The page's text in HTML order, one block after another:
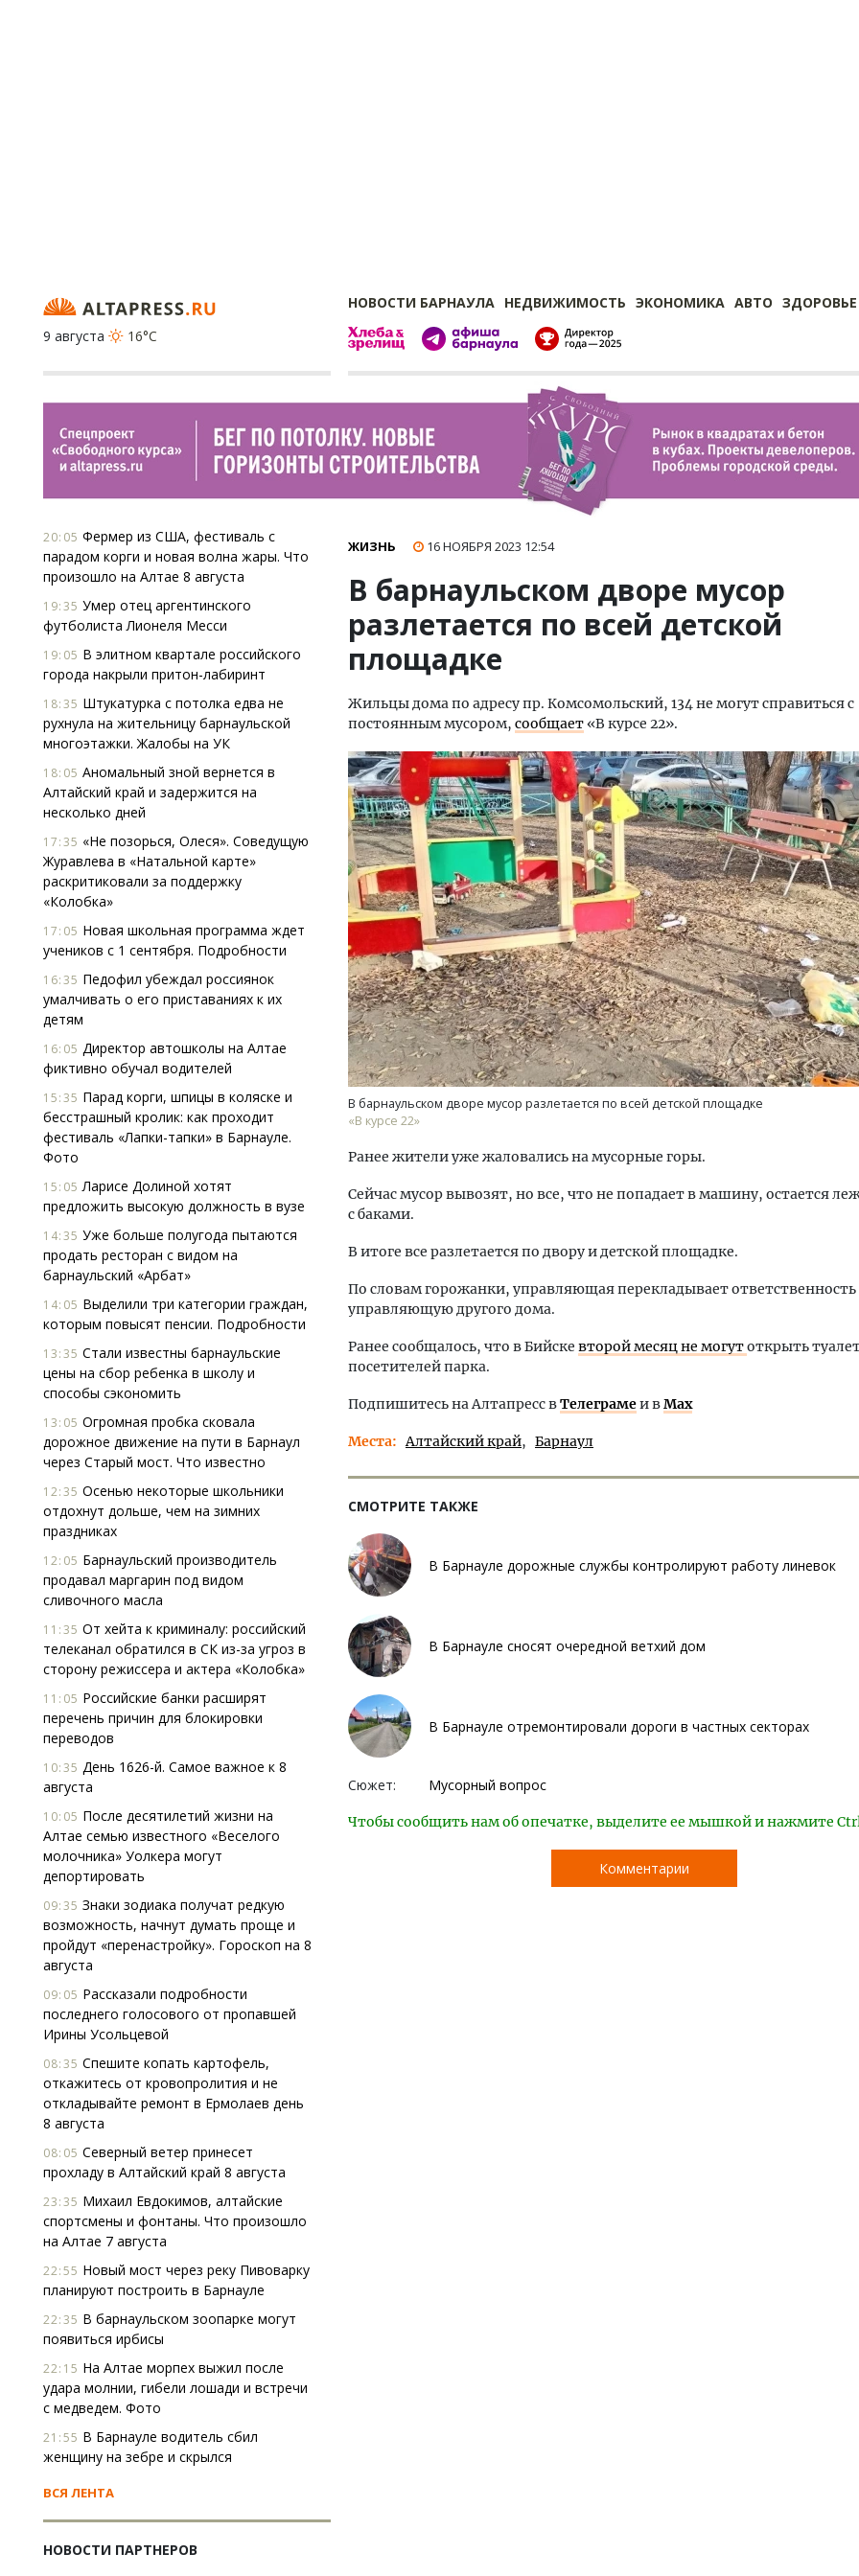
НОВОСТИ БАРНАУЛА НЕДВИЖИМОСТЬ ЭКОНОМИКА АВТО ЗДОРОВЬЕ
9 августа
16°C
20:05 Фермер из США, фестиваль с
парадом корги и новая волна жары. Что
произошло на Алтае 8 августа
19:35 Умер отец аргентинского
футболиста Лионеля Месси
19:05 В элитном квартале российского
города накрыли притон-лабиринт
18:35 Штукатурка с потолка едва не
рухнула на жительницу барнаульской
многоэтажки. Жалобы на УК
18:05 Аномальный зной вернется в
Алтайский край и задержится на
несколько дней
17:35 «Не позорься, Олеся». Соведущую
Журавлева в «Натальной карте»
раскритиковали за поддержку
«Колобка»
17:05 Новая школьная программа ждет
учеников с 1 сентября. Подробности
16:35 Педофил убеждал россиянок
умалчивать о его приставаниях к их
детям
16:05 Директор автошколы на Алтае
фиктивно обучал водителей
15:35 Парад корги, шпицы в коляске и
бесстрашный кролик: как проходит
фестиваль «Лапки-тапки» в Барнауле.
Фото
15:05 Ларисе Долиной хотят
предложить высокую должность в вузе
14:35 Уже больше полугода пытаются
продать ресторан с видом на
барнаульский «Арбат»
14:05 Выделили три категории граждан,
которым повысят пенсии. Подробности
13:35 Стали известны барнаульские
цены на сбор ребенка в школу и
способы сэкономить
13:05 Огромная пробка сковала
дорожное движение на пути в Барнаул
через Старый мост. Что известно
12:35 Осенью некоторые школьники
отдохнут дольше, чем на зимних
праздниках
12:05 Барнаульский производитель
продавал маргарин под видом
сливочного масла
11:35 От хейта к криминалу: российский
телеканал обратился в СК из-за угроз в
сторону режиссера и актера «Колобка»
11:05 Российские банки расширят
перечень причин для блокировки
переводов
10:35 День 1626-й. Самое важное к 8
августа
10:05 После десятилетий жизни на
Алтае семью известного «Веселого
молочника» Уолкера могут
депортировать
09:35 Знаки зодиака получат редкую
возможность, начнут думать проще и
пройдут «перенастройку». Гороскоп на 8
августа
09:05 Рассказали подробности
последнего голосового от пропавшей
Ирины Усольцевой
08:35 Спешите копать картофель,
откажитесь от кровопролития и не
откладывайте ремонт в Ермолаев день
8 августа
08:05 Северный ветер принесет
прохладу в Алтайский край 8 августа
23:35 Михаил Евдокимов, алтайские
спортсмены и фонтаны. Что произошло
на Алтае 7 августа
22:55 Новый мост через реку Пивоварку
планируют построить в Барнауле
22:35 В барнаульском зоопарке могут
появиться ирбисы
22:15 На Алтае морпех выжил после
удара молнии, гибели лошади и встречи
с медведем. Фото
21:55 В Барнауле водитель сбил
женщину на зебре и скрылся
ВСЯ ЛЕНТА
НОВОСТИ ПАРТНЕРОВ
ЖИЗНЬ 16 НОЯБРЯ 2023 12:54
В барнаульском дворе мусор
разлетается по всей детской
площадке
Жильцы дома по адресу пр. Комсомольский, 134 не могут справиться с
постоянным мусором, сообщает«В курсе 22».
В барнаульском дворе мусор разлетается по всей детской площадке
«В курсе 22»
Ранее жители уже жаловались на мусорные горы.
Сейчас мусор вывозят, но все, что не попадает в машину, остается
с баками.
В итоге все разлетается по двору и детской площадке.
По словам горожанки, управляющая перекладывает ответственность
управляющую другого дома.
Ранее сообщалось, что в Бийске второй месяц не могутоткрыть
посетителей парка.
Подпишитесь на Алтапресс вТелеграмеи вMax
Места Алтайский край Барнаул
СМОТРИТЕ ТАКЖЕ
В Барнауле дорожные службы контролируют работу линевок
В Барнауле сносят очередной ветхий дом
В Барнауле отремонтировали дороги в частных секторах
Сюжет: Мусорный вопрос
Чтобы сообщить нам об опечатке, выделите ее мышкой и нажмите
Комментарии
«Жилищной инициативы» Юрий
Гатилов — о том, как девелоперу
оставаться на плаву, когда рынок
штормит
СТРОИТЕЛЬСТВО
Смелость архитектурных идей.
Генеральный директор компании
ЗИАС — об эстетике городов,
трендах в фасадах и развитии рынка
СТРОИТЕЛЬСТВО
Архитектурный код
земли. Мощение
плитами становится
стандартом
СТРОИТЕЛЬСТВО